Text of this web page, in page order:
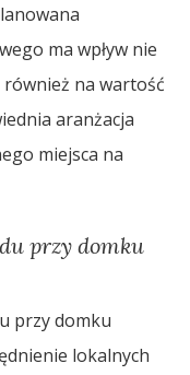
ma wpływ nie
na wartość
aranżacja
miejsca na
przy domku
przy domku
lokalnych